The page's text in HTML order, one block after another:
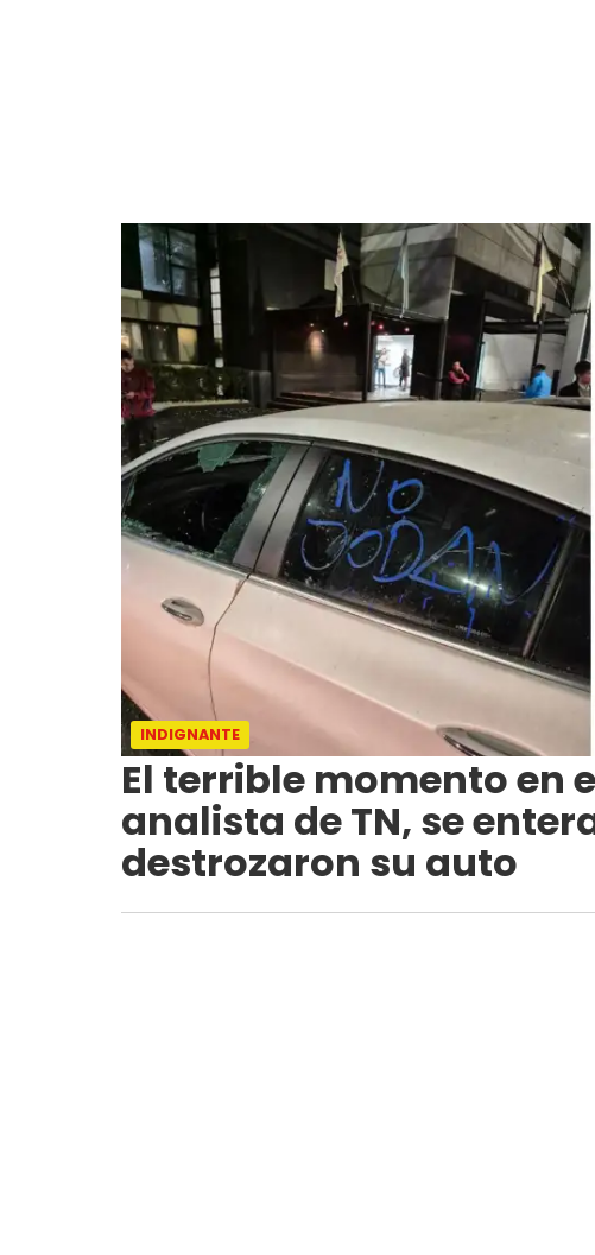
INDIGNANTE
El terrible momento en
analista de TN, se
destrozaron su auto